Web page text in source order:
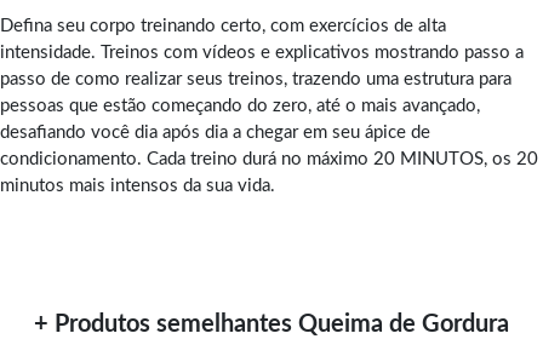
Defina seu corpo treinando certo, com exercícios de alta
intensidade. Treinos com vídeos e explicativos mostrando passo a
passo de como realizar seus treinos, trazendo uma estrutura para
pessoas que estão começando do zero, até o mais avançado,
desafiando você dia após dia a chegar em seu ápice de
condicionamento. Cada treino durá no máximo 20 MINUTOS, os 20
minutos mais intensos da sua vida.
+ Produtos semelhantes Queima de Gordura